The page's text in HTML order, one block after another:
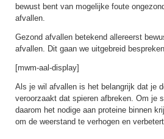
bewust bent van mogelijke foute
afvallen.
Gezond afvallen betekend allereerst
afvallen. Dit gaan we uitgebreid
[mwm-aal-display]
Als je wil afvallen is het belangrijk dat je
veroorzaakt dat spieren afbreken. Om je
daarom het nodige aan proteine binnen
om de weerstand te verhogen en